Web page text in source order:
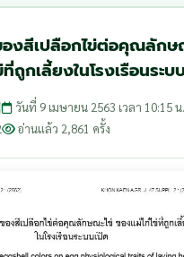
งสีเปลือกไข่ต่อคุณลักษ
ถูกเลี้ยงในโรงเรือนระบ
วันที่ 9 เมษายน 2563 เวลา 10:15 น.
อ่านแล้ว 2,861 ครั้ง